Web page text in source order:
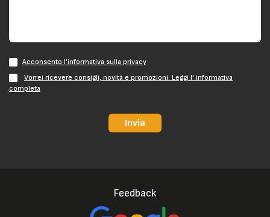
Acconsento l'informativa sulla privacy
Vorrei ricevere consigli, novità e promozioni. Leggi l' informativa
completa
Invia
Feedback